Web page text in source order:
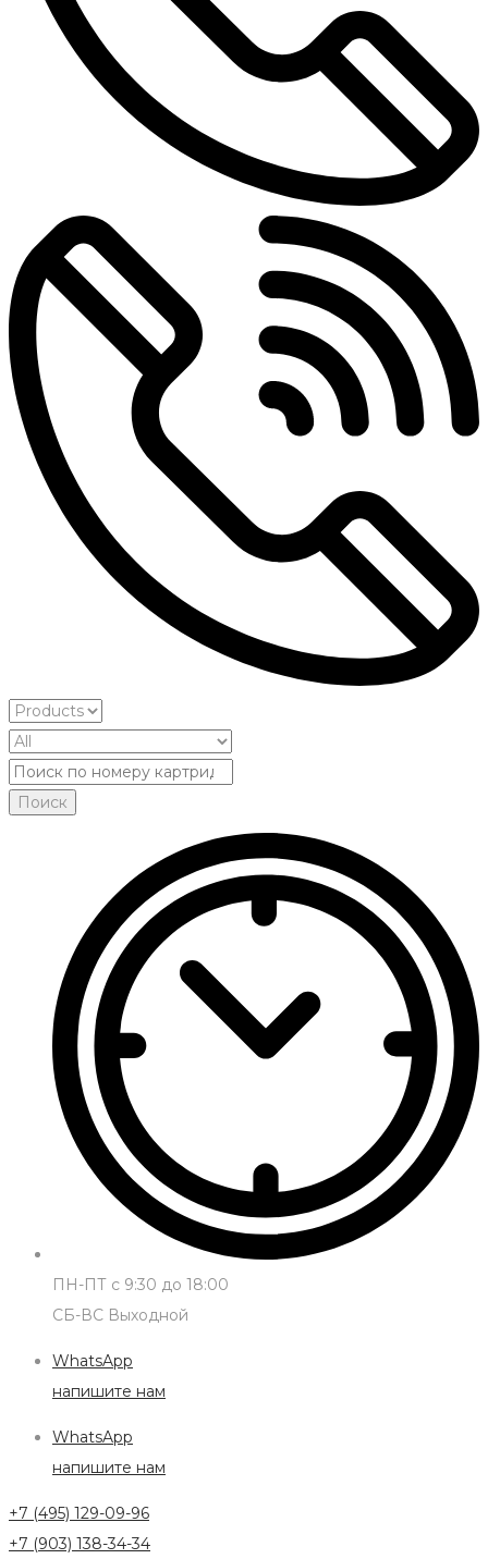
ПН-ПТ с 9:30 до 18:00
СБ-ВС Выходной
WhatsApp
напишите нам
WhatsApp
напишите нам
+7 (495) 129-09-96
+7 (903) 138-34-34